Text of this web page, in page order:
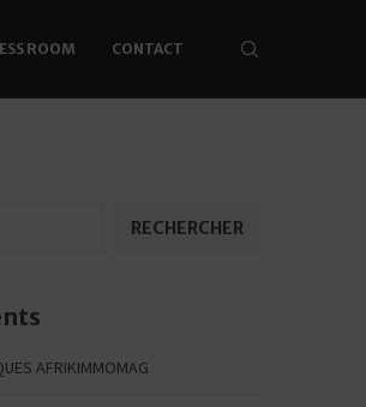
ROOM CONTACT
RECHERCHER
AFRIKIMMOMAG